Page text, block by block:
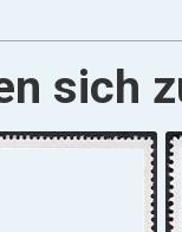
sich